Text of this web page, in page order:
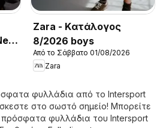
Zara - Kατάλογος
8/2026 boys
Από το Σάββατο 01/08/2026
Zara
φυλλάδια από το Intersport
στο σωστό σημείο! Μπορείτε
πρόσφατα φυλλάδια του Intersport